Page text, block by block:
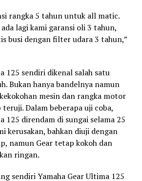
rangka 5 tahun untuk all matic.
lagi kami garansi oli 3 tahun,
busi dengan filter udara 3 tahun,”
125 sendiri dikenal salah satu
Bukan hanya bandelnya namun
mesin dan rangka motor
Dalam beberapa uji coba,
125 direndam di sungai selama 25
kerusakan, bahkan diuji dengan
namun Gear tetap kokoh dan
ringan.
sendiri Yamaha Gear Ultima 125